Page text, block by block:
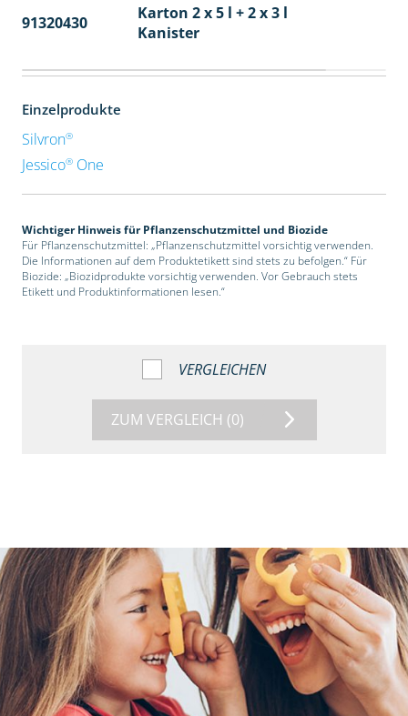
91320430
Karton 2 x 5 l + 2 x 3 l
Kanister
Einzelprodukte
Silvron®
Jessico®One
Wichtiger Hinweis für Pflanzenschutzmittel und Biozide
Für Pflanzenschutzmittel: „Pflanzenschutzmittel vorsichtig verwenden.
Die Informationen auf dem Produktetikett sind stets zu befolgen.“ Für
Biozide: „Biozidprodukte vorsichtig verwenden. Vor Gebrauch stets
Etikett und Produktinformationen lesen.“
VERGLEICHEN
ZUM VERGLEICH (0)